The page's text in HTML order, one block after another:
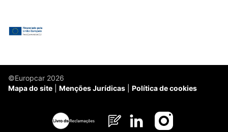
©Europcar 2026
Mapa do site
Menções Jurídicas Política de cookies